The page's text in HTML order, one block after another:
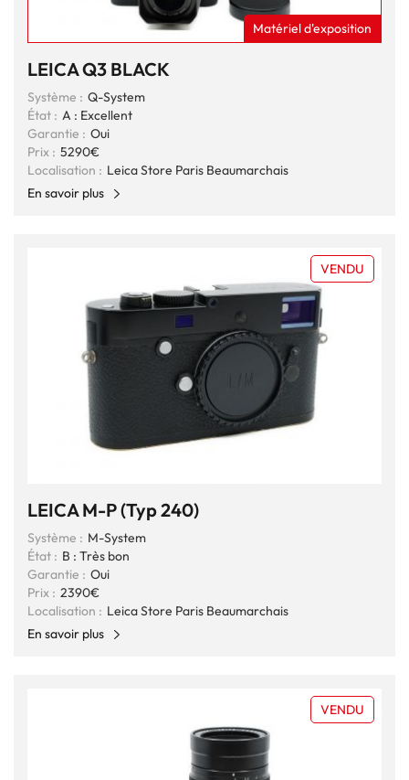
Matériel d'exposition
LEICA Q3 BLACK
Système : Q-System
État : A : Excellent
Garantie : Oui
Prix : 5290€
Localisation : Leica Store Paris Beaumarchais
En savoir plus
VENDU
LEICA M-P (Typ 240)
Système : M-System
État : B : Très bon
Garantie : Oui
Prix : 2390€
Localisation : Leica Store Paris Beaumarchais
En savoir plus
VENDU